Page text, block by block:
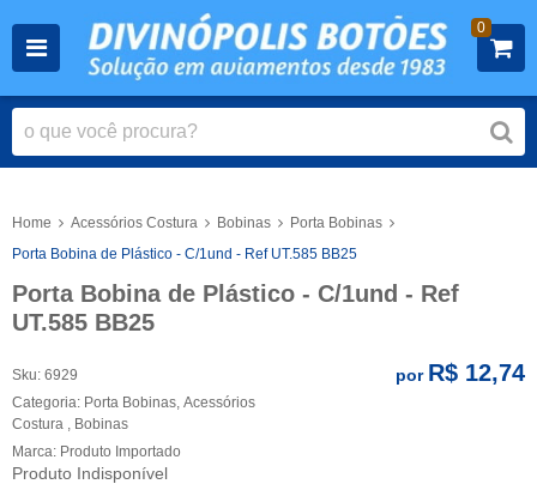
0
Home Acessórios Costura Bobinas
Porta Bobinas
Porta Bobina de Plástico - C/1und - Ref UT.585 BB25
Porta Bobina de Plástico - C/1und - Ref
UT.585 BB25
Sku: 6929
Categoria: Porta Bobinas Acessórios
Costura
Bobinas
Marca: Produto Importado
Produto Indisponível
por R$ 12,74